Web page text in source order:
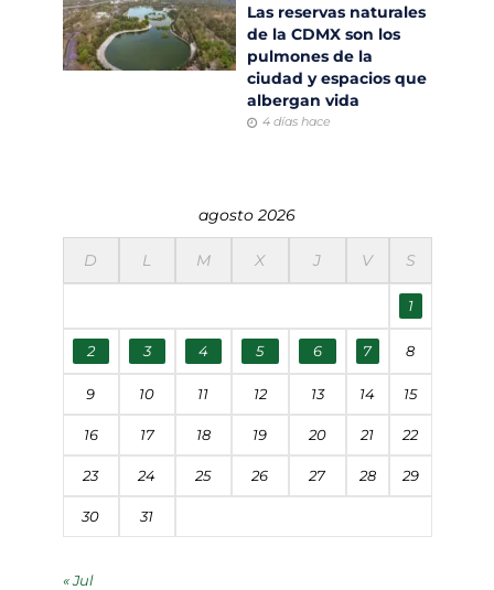
Las reservas naturales
de la CDMX son los
pulmones de la
ciudad y espacios que
albergan vida
4 días hace
agosto 2026
D L M X J V S
1
2 3 4 5 6 7 8
9 10 11 12 13 14 15
16 17 18 19 20 21 22
23 24 25 26 27 28 29
30 31
« Jul